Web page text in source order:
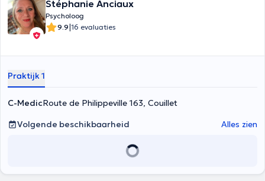
Stéphanie Anciaux
Psycholoog
9.9|16 evaluaties
Praktijk 1
C-MedicRoute de Philippeville 163, Couillet
Volgende beschikbaarheid
Alles zien